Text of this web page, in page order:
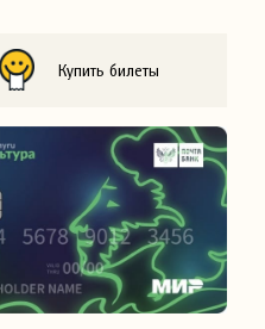
Купить билеты